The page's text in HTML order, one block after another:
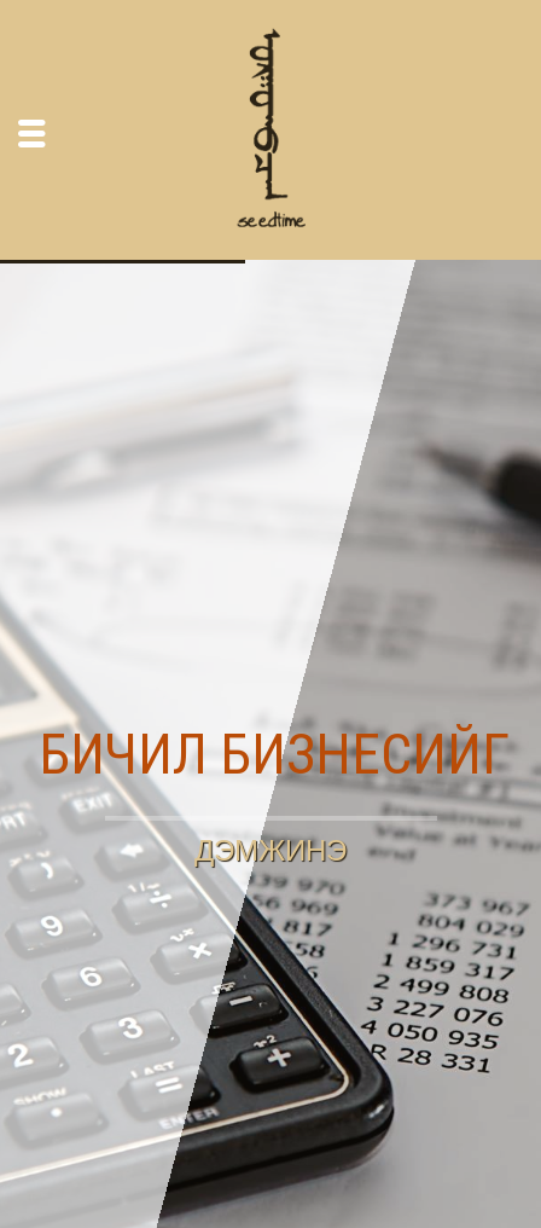
БИЧИЛ БИЗНЕСИЙГ
ДЭМЖИНЭ